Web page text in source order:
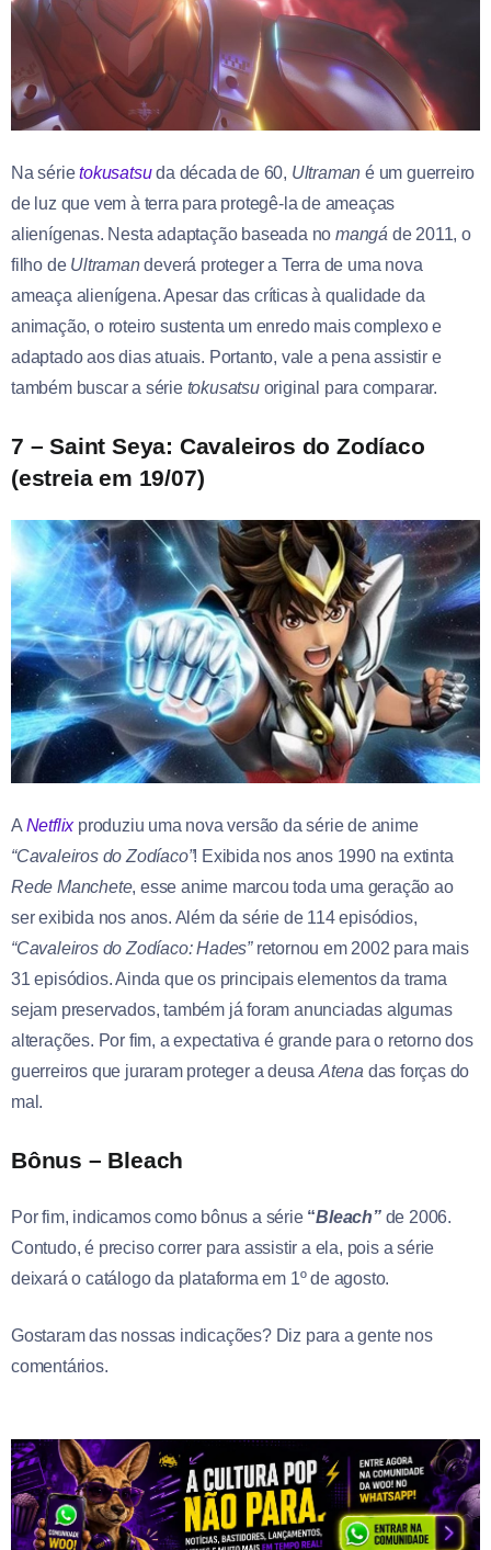
Na sérietokusatsuda década de 60, Ultraman é um guerreiro
de luz que vem à terra para protegê-la de ameaças
alienígenas. Nesta adaptação baseada no mangá de 2011, o
filho de Ultramandeverá proteger a Terra de uma nova
ameaça alienígena. Apesar das críticas à qualidade da
animação, o roteiro sustenta um enredo mais complexo e
adaptado aos dias atuais. Portanto, vale a pena assistir e
também buscar a série tokusatsuoriginal para comparar.
7 – Saint Seya: Cavaleiros do Zodíaco
(estreia em 19/07)
A Netflixproduziu uma nova versão da série de anime
“Cavaleiros do Zodíaco”! Exibida nos anos 1990 na extinta
Rede Manchete, esse anime marcou toda uma geração ao
ser exibida nos anos. Além da série de 114 episódios,
“Cavaleiros do Zodíaco: Hades”retornou em 2002 para mais
31 episódios. Ainda que os principais elementos da trama
sejam preservados, também já foram anunciadas algumas
alterações. Por fim, a expectativa é grande para o retorno dos
guerreiros que juraram proteger a deusaAtena das forças do
mal.
Bônus – Bleach
Por fim, indicamos como bônus a série “Bleach”de 2006.
Contudo, é preciso correr para assistir a ela, pois a série
deixará o catálogo da plataforma em 1º de agosto.
Gostaram das nossas indicações? Diz para a gente nos
comentários.